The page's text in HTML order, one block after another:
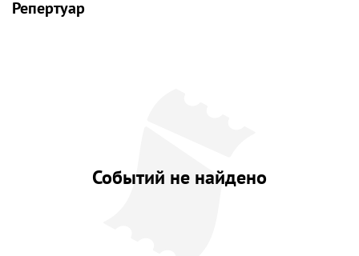
Репертуар
Событий не найдено